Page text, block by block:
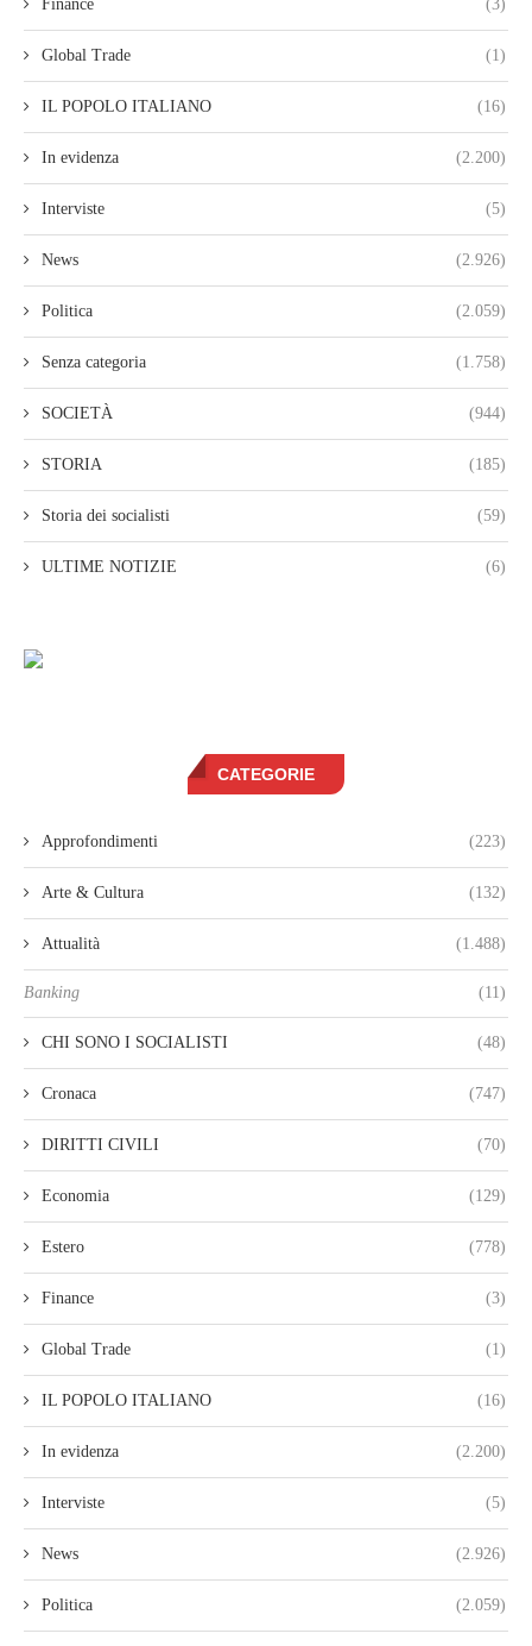
Finance (3)
Global Trade (1)
IL POPOLO ITALIANO (16)
In evidenza (2.200)
Interviste (5)
News (2.926)
Politica (2.059)
Senza categoria (1.758)
SOCIETÀ (944)
STORIA (185)
Storia dei socialisti (59)
ULTIME NOTIZIE (6)
CATEGORIE
Approfondimenti (223)
Arte & Cultura (132)
Attualità (1.488)
Banking (11)
CHI SONO I SOCIALISTI (48)
Cronaca (747)
DIRITTI CIVILI (70)
Economia (129)
Estero (778)
Finance (3)
Global Trade (1)
IL POPOLO ITALIANO (16)
In evidenza (2.200)
Interviste (5)
News (2.926)
Politica (2.059)